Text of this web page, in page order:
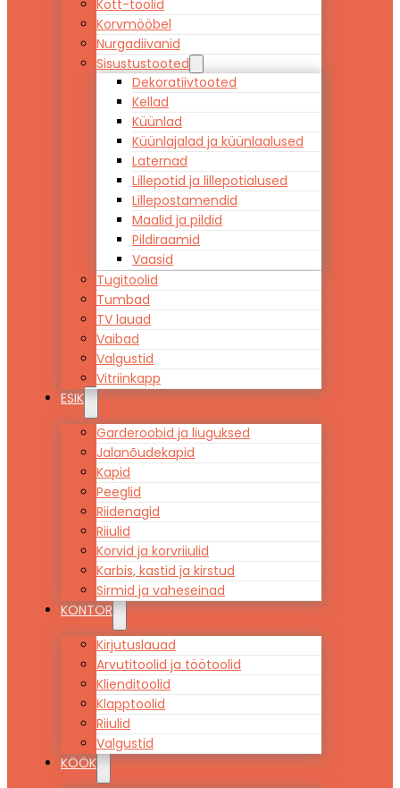
Kott-toolid
Korvmööbel
Nurgadiivanid
Sisustustooted
Dekoratiivtooted
Kellad
Küünlad
Küünlajalad ja küünlaalused
Laternad
Lillepotid ja lillepotialused
Lillepostamendid
Maalid ja pildid
Pildiraamid
Vaasid
Tugitoolid
Tumbad
TV lauad
Vaibad
Valgustid
Vitriinkapp
ESIK
Garderoobid ja liuguksed
Jalanõudekapid
Kapid
Peeglid
Riidenagid
Riiulid
Korvid ja korvriiulid
Karbis, kastid ja kirstud
Sirmid ja vaheseinad
KONTOR
Kirjutuslauad
Arvutitoolid ja töötoolid
Klienditoolid
Klapptoolid
Riiulid
Valgustid
KÖÖK